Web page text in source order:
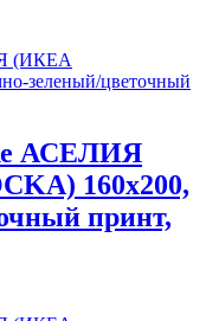
АСЕЛИЯ
160х200,
принт,